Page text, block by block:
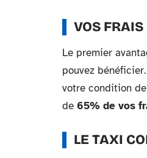
VOS
Le premier
pouvez
votre condition
de 65% de vos
LE TAXI